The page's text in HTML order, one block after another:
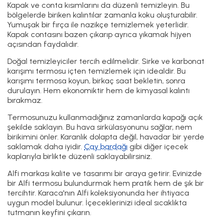
Kapak ve conta kısımlarını da düzenli temizleyin. Bu
bölgelerde biriken kalıntılar zamanla koku oluşturabilir.
Yumuşak bir fırça ile nazikçe temizlemek yeterlidir.
Kapak contasını bazen çıkarıp ayrıca yıkamak hijyen
açısından faydalıdır.
Doğal temizleyiciler tercih edilmelidir. Sirke ve karbonat
karışımı termosu içten temizlemek için idealdir. Bu
karışımı termosa koyun, birkaç saat bekletin, sonra
durulayın. Hem ekonomiktir hem de kimyasal kalıntı
bırakmaz.
Termosunuzu kullanmadığınız zamanlarda kapağı açık
şekilde saklayın. Bu hava sirkülasyonunu sağlar, nem
birikimini önler. Karanlık dolapta değil, havadar bir yerde
saklamak daha iyidir. Çay bardağı gibi diğer içecek
kaplarıyla birlikte düzenli saklayabilirsiniz.
Alfi markası kalite ve tasarımı bir araya getirir. Evinizde
bir Alfi termosu bulundurmak hem pratik hem de şık bir
tercihtir. Karaca'nın Alfi koleksiyonunda her ihtiyaca
uygun model bulunur. İçeceklerinizi ideal sıcaklıkta
tutmanın keyfini çıkarın.